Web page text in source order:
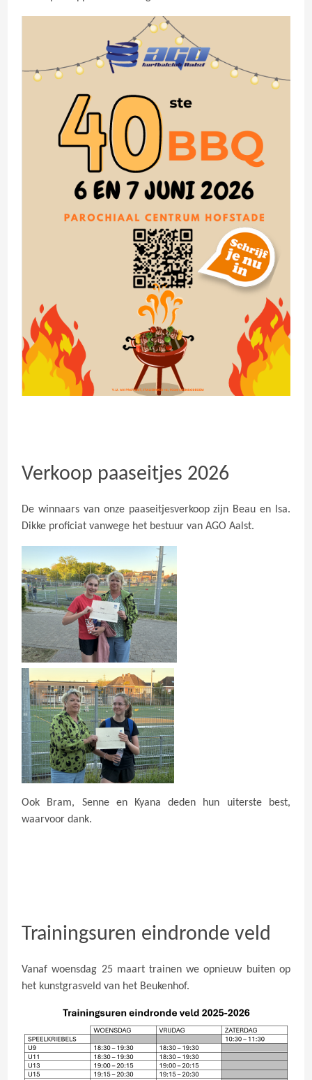
Verkoop paaseitjes 2026
De winnaars van onze paaseitjesverkoop zijn Beau en Isa.
Dikke proficiat vanwege het bestuur van AGO Aalst.
Ook Bram, Senne en Kyana deden hun uiterste best,
waarvoor dank.
Trainingsuren eindronde veld
Vanaf woensdag 25 maart trainen we opnieuw buiten op
het kunstgrasveld van het Beukenhof.